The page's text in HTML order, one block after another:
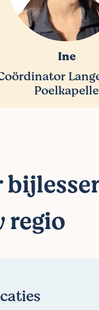
Ine
Poelkapelle
regio